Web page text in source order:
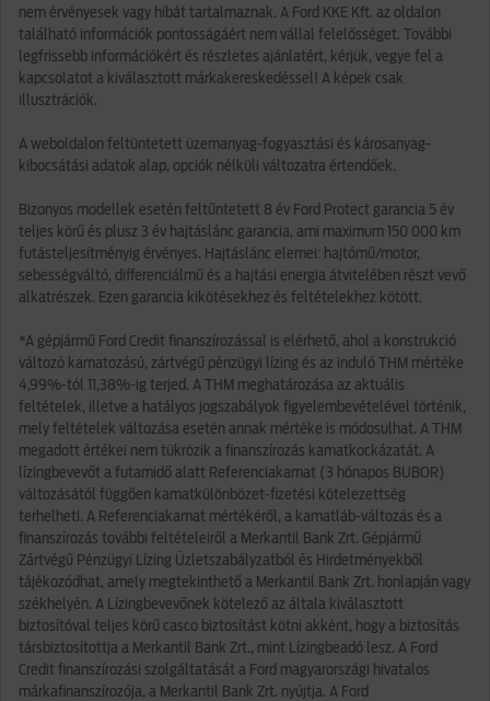
nem érvényesek vagy hibát tartalmaznak. A Ford KKE Kft. az oldalon
található információk pontosságáért nem vállal felelősséget. További
legfrissebb információkért és részletes ajánlatért, kérjük, vegye fel a
kapcsolatot a kiválasztott márkakereskedéssel! A képek csak
illusztrációk.
A weboldalon feltüntetett üzemanyag-fogyasztási és károsanyag-
kibocsátási adatok alap, opciók nélküli változatra értendőek.
Bizonyos modellek esetén feltűntetett 8 év Ford Protect garancia 5 év
teljes körű és plusz 3 év hajtáslánc garancia, ami maximum 150 000 km
futásteljesítményig érvényes. Hajtáslánc elemei: hajtómű/motor,
sebességváltó, differenciálmű és a hajtási energia átvitelében részt vevő
alkatrészek. Ezen garancia kikötésekhez és feltételekhez kötött.
*A gépjármű Ford Credit finanszírozással is elérhető, ahol a konstrukció
változó kamatozású, zártvégű pénzügyi lízing és az induló THM mértéke
4,99%-tól 11,38%-ig terjed. A THM meghatározása az aktuális
feltételek, illetve a hatályos jogszabályok figyelembevételével történik,
mely feltételek változása esetén annak mértéke is módosulhat. A THM
megadott értékei nem tükrözik a finanszírozás kamatkockázatát. A
lízingbevevőt a futamidő alatt Referenciakamat (3 hónapos BUBOR)
változásától függően kamatkülönbözet-fizetési kötelezettség
terhelheti. A Referenciakamat mértékéről, a kamatláb-változás és a
finanszírozás további feltételeiről a Merkantil Bank Zrt. Gépjármű
Zártvégű Pénzügyi Lízing Üzletszabályzatból és Hirdetményekből
tájékozódhat, amely megtekinthető a Merkantil Bank Zrt. honlapján vagy
székhelyén. A Lízingbevevőnek kötelező az általa kiválasztott
biztosítóval teljes körű casco biztosítást kötni akként, hogy a biztosítás
társbiztosítottja a Merkantil Bank Zrt., mint Lízingbeadó lesz. A Ford
Credit finanszírozási szolgáltatását a Ford magyarországi hivatalos
márkafinanszírozója, a Merkantil Bank Zrt. nyújtja. A Ford